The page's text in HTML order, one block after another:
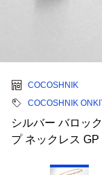
COCOSHNIK
COCOSHNIK
シルバー バロッ
プ ネックレス GP